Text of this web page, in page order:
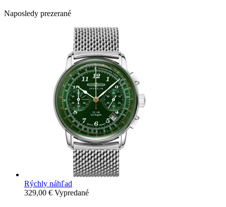
Naposledy prezerané
Rýchly náhľad
329,00 € Vypredané